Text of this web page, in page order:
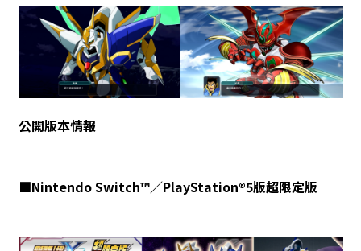
公開版本情報
■Nintendo Switch™／PlayStation®5版超限定版